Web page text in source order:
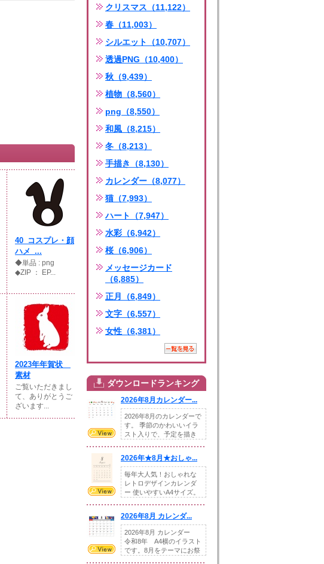
40_コスプレ・顔
ハメ_...
◆単品 : png
◆ZIP ： EP...
2023年年賀状
素材
ご覧いただきまし
て、ありがとうご
ざいます...
クリスマス（11,122）
春（11,003）
シルエット（10,707）
透過PNG（10,400）
秋（9,439）
植物（8,560）
png（8,550）
和風（8,215）
冬（8,213）
手描き（8,130）
カレンダー（8,077）
猫（7,993）
ハート（7,947）
水彩（6,942）
桜（6,906）
メッセージカード
（6,885）
正月（6,849）
文字（6,557）
女性（6,381）
ダウンロードランキング
2026年8月カレンダー...
2026年8月のカレンダーで
す。 季節のかわいいイラ
スト入りで、予定を描き
2026年★8月★おしゃ...
毎年大人気！おしゃれな
レトロデザインカレンダ
ー 使いやすいA4サイズ。
2026年8月 カレンダ...
2026年8月 カレンダー
令和8年 A4横のイラスト
です。8月をテーマにお祭